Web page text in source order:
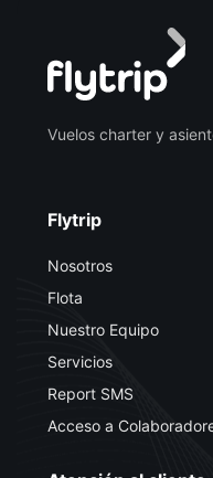
Vuelos charter y
Flytrip
Nosotros
Flota
Nuestro Equipo
Servicios
Report SMS
Acceso a